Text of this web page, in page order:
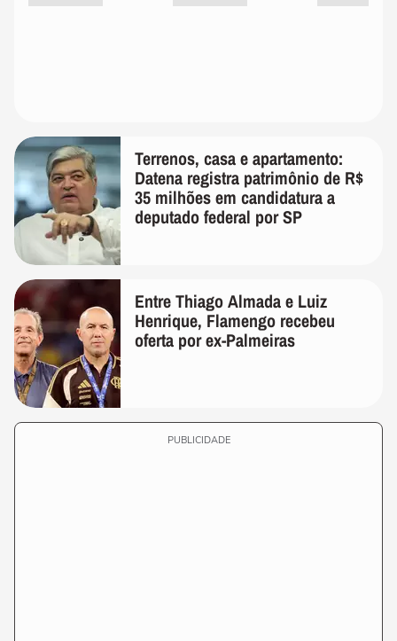
Terrenos, casa e apartamento:
Datena registra patrimônio de R$
35 milhões em candidatura a
deputado federal por SP
Entre Thiago Almada e Luiz
Henrique, Flamengo recebeu
oferta por ex-Palmeiras
PUBLICIDADE